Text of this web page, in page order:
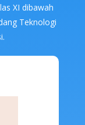
XI dibawah
Teknologi